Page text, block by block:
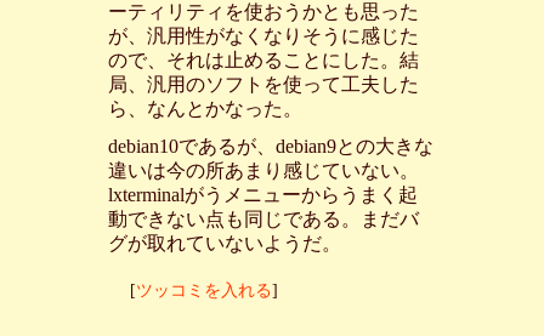
ーティリティを使おうかとも思った
が、汎用性がなくなりそうに感じた
ので、それは止めることにした。結
局、汎用のソフトを使って工夫した
ら、なんとかなった。
debian10であるが、debian9との大きな
違いは今の所あまり感じていない。
lxterminalがうメニューからうまく起
動できない点も同じである。まだバ
グが取れていないようだ。
[ツッコミを入れる]